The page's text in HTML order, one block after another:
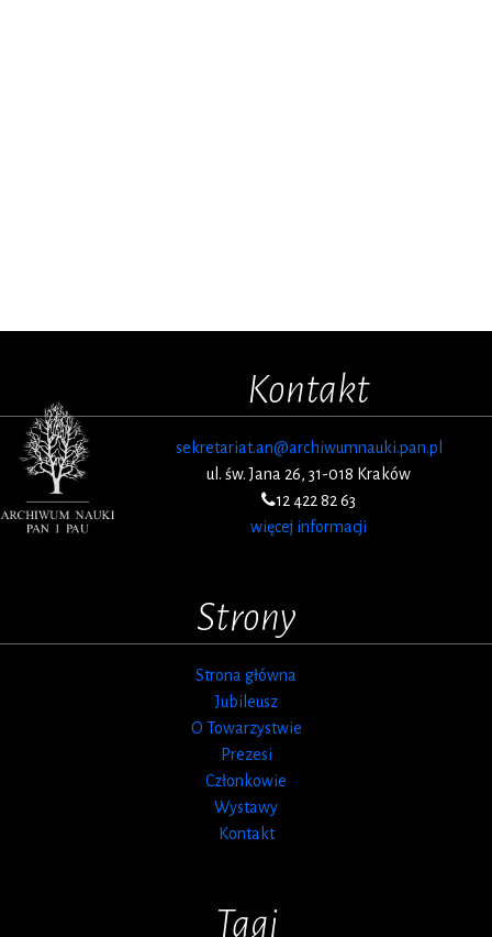
Kontakt
sekretariat.an@archiwumnauki.pan.pl
ul. św. Jana 26, 31-018 Kraków
12 422 82 63
więcej informacji
Strony
Strona główna
Jubileusz
O Towarzystwie
Prezesi
Członkowie
Wystawy
Kontakt
Tagi